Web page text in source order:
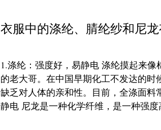
衣服中的涤纶、腈纶纱和尼
1.涤纶：强度好，易静电 涤纶摸起来
的老大哥。在中国早期化工不发达的时
缺乏对人体的亲和性。目前，全涤面
静电 尼龙是一种化学纤维，是一种强